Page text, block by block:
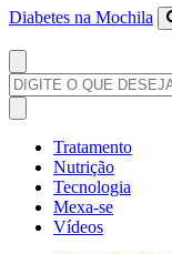
Diabetes na Mochila
Tratamento
Nutrição
Tecnologia
Mexa-se
Vídeos